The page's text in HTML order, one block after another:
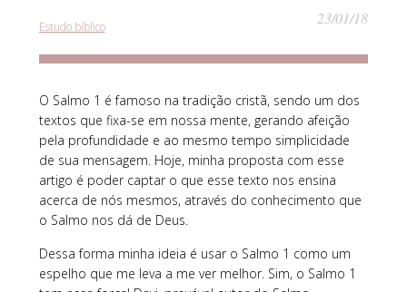
Estudo bíblico 23/01/18
O Salmo 1 é famoso na tradição cristã, sendo um dos
textos que fixa-se em nossa mente, gerando afeição
pela profundidade e ao mesmo tempo simplicidade
de sua mensagem. Hoje, minha proposta com esse
artigo é poder captar o que esse texto nos ensina
acerca de nós mesmos, através do conhecimento que
o Salmo nos dá de Deus.
Dessa forma minha ideia é usar o Salmo 1 como um
espelho que me leva a me ver melhor. Sim, o Salmo 1